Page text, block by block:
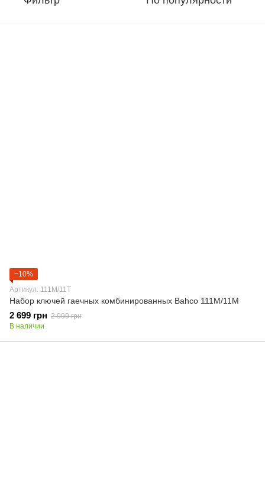
−10%
Артикул: 111M/11T
Набор ключей гаечных комбинированных Bahco 111M/11M
2 699 грн 2 999 грн
В наличии